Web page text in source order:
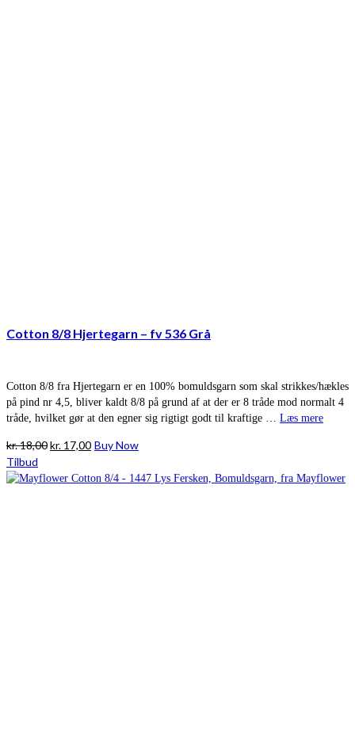
Cotton 8/8 Hjertegarn – fv 536 Grå
Cotton 8/8 fra Hjertegarn er en 100% bomuldsgarn som skal strikkes/hækles
på pind nr 4,5, bliver kaldt 8/8 på grund af at der er 8 tråde mod normalt 4
tråde, hvilket gør at den egner sig rigtigt godt til kraftige … Læs mere
kr.18,00Den
pris
kr. 17,00Den
pris
Buy Now
Tilbud